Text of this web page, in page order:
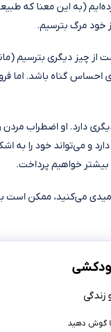
(به این معنا که
خود مرگ بترسیم.
از چیز دیگری بترسیم
احساس گناه باشد. اما
دارد. او اضطراب
و می‌تواند خود را به
خواهیم پرداخت.
می‌کنید، ممکن
زندگی